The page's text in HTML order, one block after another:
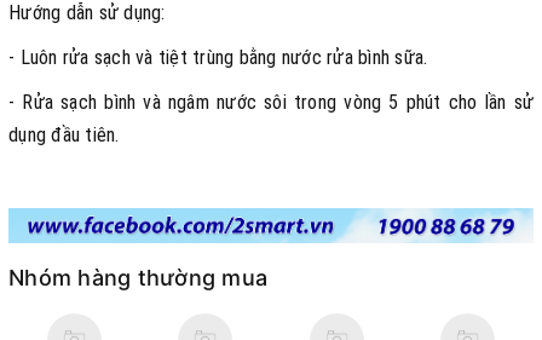
Hướng dẫn sử dụng:
- Luôn rửa sạch và tiệt trùng bằng nước rửa bình sữa.
- Rửa sạch bình và ngâm nước sôi trong vòng 5 phút cho lần sử
dụng đầu tiên.
Nhóm hàng thường mua